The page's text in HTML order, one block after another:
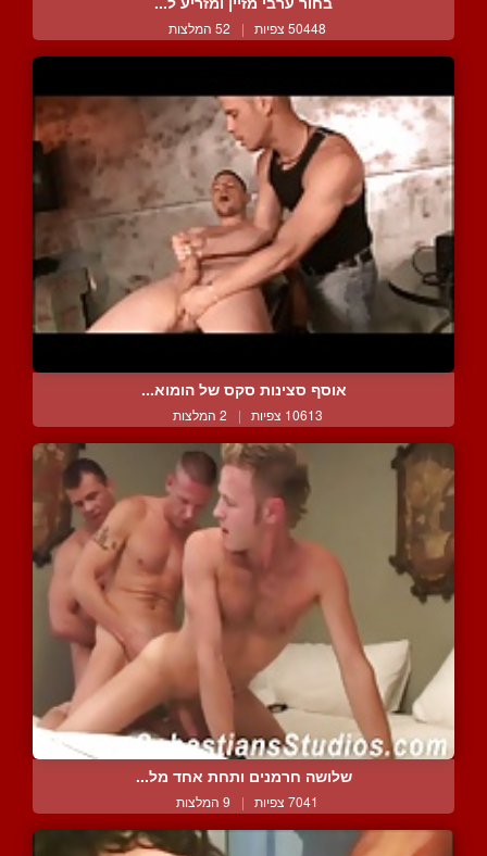
50448 צפיות | 52 המלצות
אוסף סצינות סקס של הומוא...
10613 צפיות | 2 המלצות
שלושה חרמנים ותחת אחד מל...
7041 צפיות | 9 המלצות